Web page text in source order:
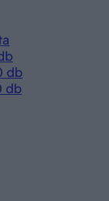
db
db